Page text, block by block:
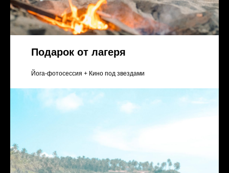
Подарок от лагеря
Йога-фотосессия + Кино под звездами